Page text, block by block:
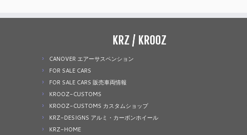
KRZ / KROOZ
CANOVER エアーサスペンション
FOR SALE CARS
FOR SALE CARS 販売車両情報
KROOZ-CUSTOMS
KROOZ-CUSTOMS カスタムショップ
KRZ-DESIGNS アルミ・カーボンホイール
KRZ-HOME